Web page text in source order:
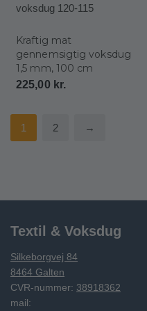
Kraftig mat
gennemsigtig voksdug
1,5 mm, 100 cm
225,00 kr.
1 2 →
Textil & Voksdug
Silkeborgvej 84
8464 Galten
CVR-nummer: 38918362
mail: